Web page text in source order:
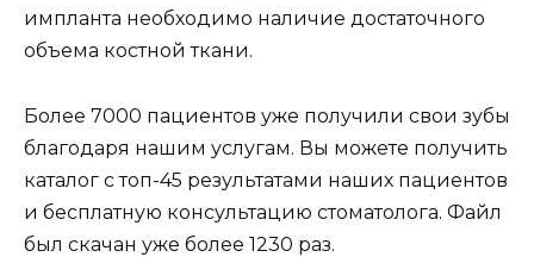
импланта необходимо наличие достаточного
объема костной ткани.
Более 7000 пациентов уже получили свои зубы
благодаря нашим услугам. Вы можете получить
каталог с топ-45 результатами наших пациентов
и бесплатную консультацию стоматолога. Файл
был скачан уже более 1230 раз.